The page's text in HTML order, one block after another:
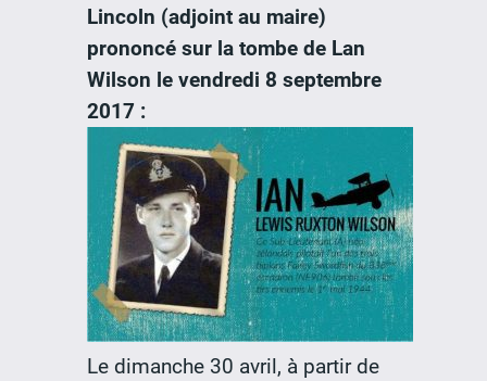
Lincoln (adjoint au maire)
prononcé sur la tombe de Lan
Wilson le vendredi 8 septembre
2017 :
Le dimanche 30 avril, à partir de